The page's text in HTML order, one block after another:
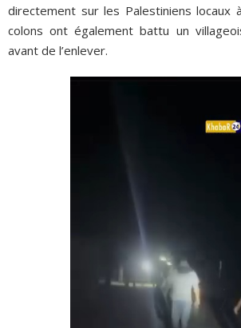
directement sur les Palestiniens locaux
colons ont également battu un
avant de l’enlever.